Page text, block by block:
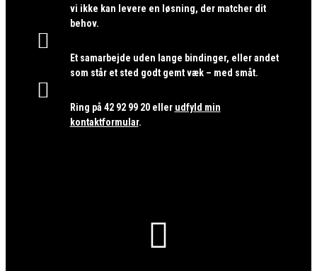
vi ikke kan levere en løsning, der matcher dit
behov.

Et samarbejde uden lange bindinger, eller andet
som står et sted godt gemt væk – med småt.

Ring på 42 92 99 20eller udfyld min
kontaktformular.
